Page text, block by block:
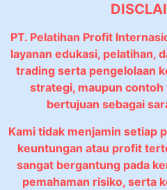
PT. Pelatihan Profit
layanan edukasi, pelatihan,
trading serta pengelolaan
strategi, maupun contoh
bertujuan sebagai
Kami tidak menjamin setiap
keuntungan atau profit
sangat bergantung pada
pemahaman risiko, serta